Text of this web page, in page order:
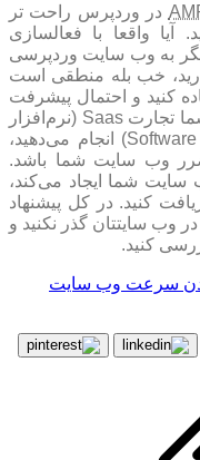
در وردپرس راحت تر
واقعا با فعالسازی
به وب سایت وردپرسی
خب بله منطقی است
کنید و احتمال پیشرفت
شما در این نوع عملکرد‌ها بالاست. اگر شما تجارت Saas (نرم‌افزار
) انجام می‌دهید،
وب سایت شما باشد.
شما ایجاد می‌کند،
کنید. در کل پیشنهاد
وب سایتتان گذر نکنید و
کنید.